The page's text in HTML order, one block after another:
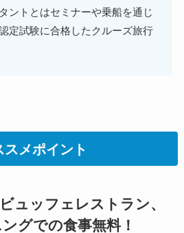
ントとはセミナーや乗船を通じ
定試験に合格したクルーズ旅行
メポイント
ュッフェレストラン、
グでの食事無料！